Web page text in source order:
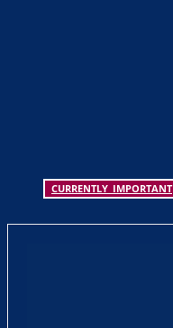
CURRENTLY_IMPORTANT